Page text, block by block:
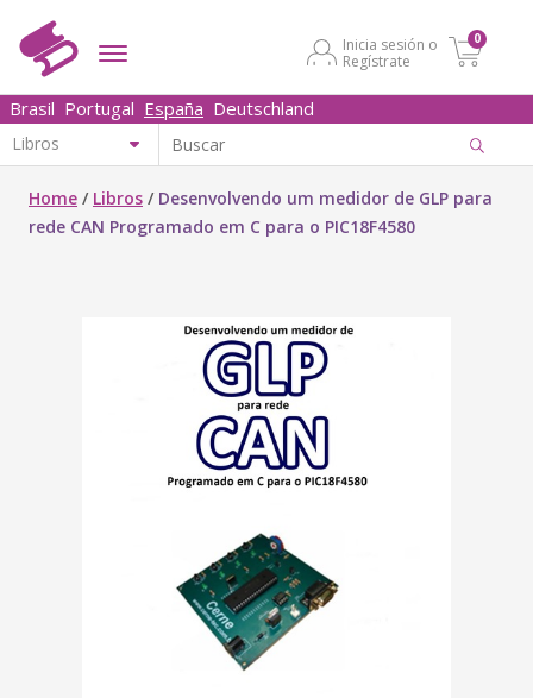
Inicia sesión o
Regístrate
0
Brasil Portugal España Deutschland
Home / Libros / Desenvolvendo um medidor de GLP para
rede CAN Programado em C para o PIC18F4580